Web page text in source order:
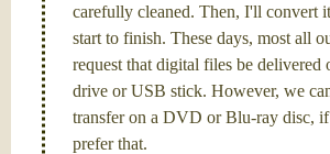
carefully cleaned. Then, I'll
start to finish. These days, most all
request that digital files be delivered
drive or USB stick. However, we
transfer on a DVD or Blu-ray disc,
prefer that.